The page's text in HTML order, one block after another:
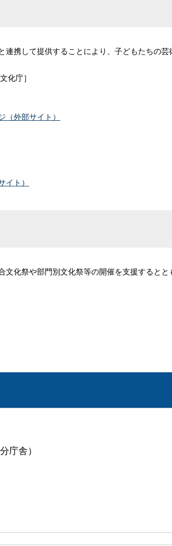
携して提供することにより、子どもたちの芸
化庁］
外部サイト）
ト）
化祭や部門別文化祭等の開催を支援するとと
庁舎）